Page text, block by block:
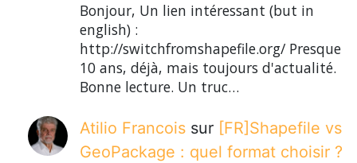
Bonjour, Un lien intéressant (but in
english) :
http://switchfromshapefile.org/ Presque
10 ans, déjà, mais toujours d'actualité.
Bonne lecture. Un truc…
Atilio Francois sur [FR]Shapefile vs
GeoPackage : quel format choisir ?